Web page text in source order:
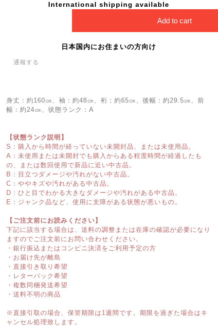
International shipping available
Add to cart
日本国内にお住まいの方向け
通報する
身丈：約160㎝、袖：約48㎝、裄：約65㎝、後幅：約29.5㎝、前
幅：約24㎝、状態ランク：A
【状態ランク説明】
S：購入から時間が経っていない未開封品、または未使用品。
A：未使用または未開封でも購入からある程度時間が経過したも
の、または数回使用で新品に近い中古品。
B：目立つダメージや汚れがない中古品。
C：ややキズや汚れがある中古品。
D：ひと目でわかる大きなダメージや汚れがある中古品。
E：ジャンク品など、使用に支障がある状態が悪いもの。
【ご注文前にお読みください】
下記に該当する場合は、送料の調整または在庫の確認が必要になり
ますのでご注文前にお問い合わせください。
・銀行振込またはコンビニ決済をご利用予定の方
・お届け先が離島
・直接引き取り希望
・レターパック希望
・複数同梱発送希望
・送料不明の商品
※直接引取の場合、保管期限は1週間です。期限を過ぎた場合はキ
ャンセル処理致します。